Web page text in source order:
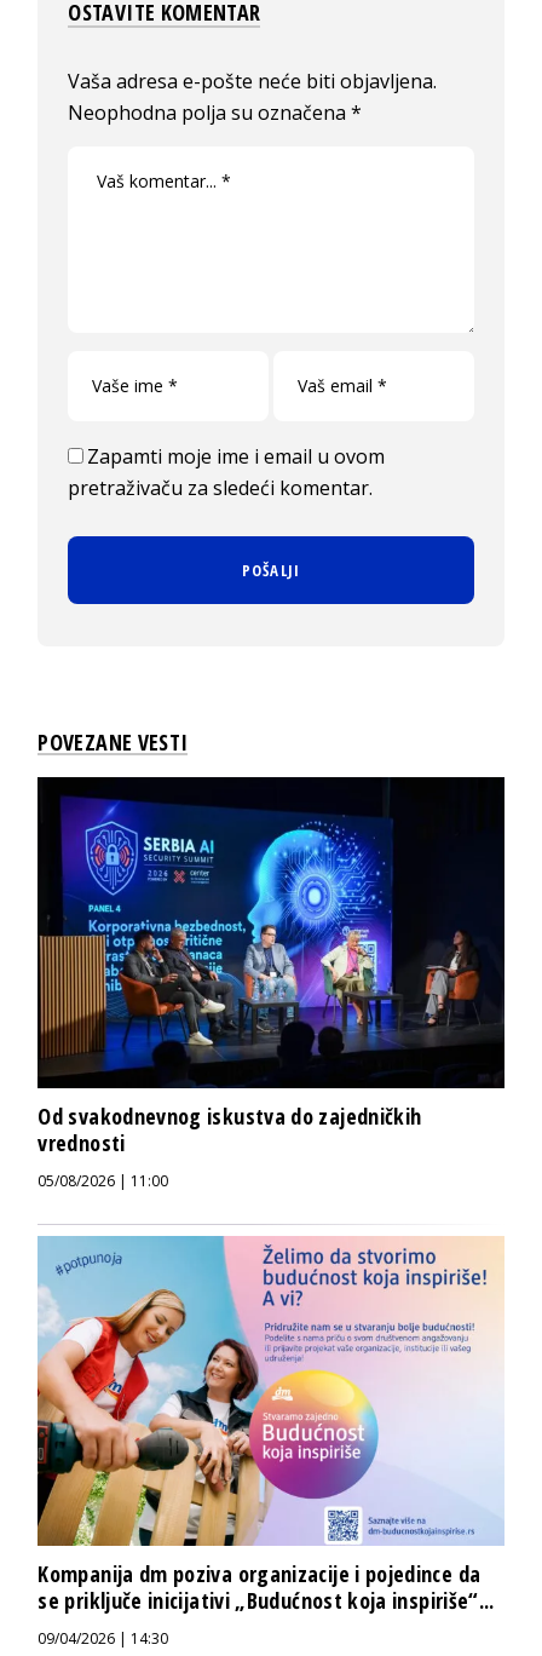
OSTAVITE KOMENTAR
Vaša adresa e-pošte neće biti objavljena.
Neophodna polja su označena*
Zapamti moje ime i email u ovom
pretraživaču za sledeći komentar.
POVEZANE VESTI
Od svakodnevnog iskustva do zajedničkih
vrednosti
05/08/2026 | 11:00
Kompanija dm poziva organizacije i pojedince da
se priključe inicijativi „Budućnost koja inspiriše“...
09/04/2026 | 14:30